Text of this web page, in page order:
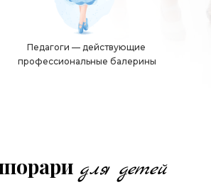
Педагоги — действующие
профессиональные балерины
для детей